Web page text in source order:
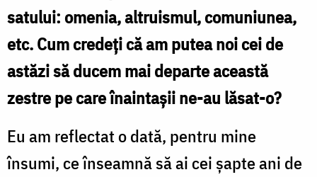
satului: omenia, altruismul, comuniunea,
etc. Cum credeți că am putea noi cei de
astăzi să ducem mai departe această
zestre pe care înaintașii ne-au lăsat-o?
Eu am reflectat o dată, pentru mine
însumi, ce înseamnă să ai cei șapte ani de